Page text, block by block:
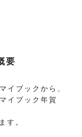
要
イブックから、
イブック年賀
す。